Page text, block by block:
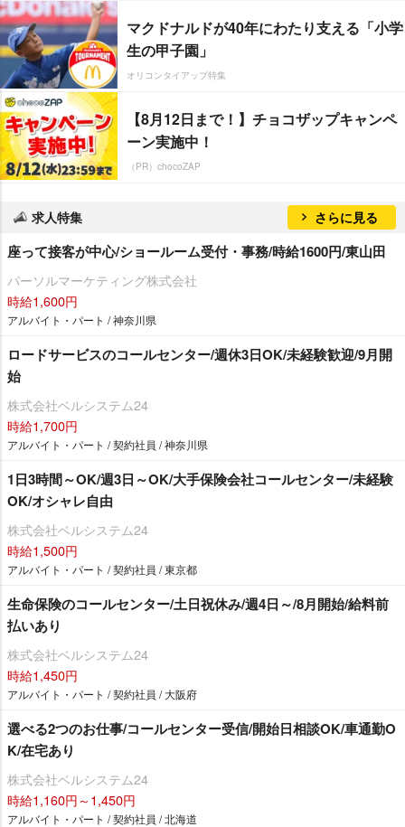
マクドナルドが40年にわたり支える「小学
生の甲子園」
オリコンタイアップ特集
【8月12日まで！】チョコザップキャンペ
ーン実施中！
（PR）chocoZAP
求人特集 さらに見る
座って接客が中心/ショールーム受付・事務/時給1600円/東山田
パーソルマーケティング株式会社
時給1,600円
アルバイト・パート / 神奈川県
ロードサービスのコールセンター/週休3日OK/未経験歓迎/9月開
始
株式会社ベルシステム24
時給1,700円
アルバイト・パート / 契約社員 / 神奈川県
1日3時間～OK/週3日～OK/大手保険会社コールセンター/未経験
OK/オシャレ自由
株式会社ベルシステム24
時給1,500円
アルバイト・パート / 契約社員 / 東京都
生命保険のコールセンター/土日祝休み/週4日～/8月開始/給料前
払いあり
株式会社ベルシステム24
時給1,450円
アルバイト・パート / 契約社員 / 大阪府
選べる2つのお仕事/コールセンター受信/開始日相談OK/車通勤O
K/在宅あり
株式会社ベルシステム24
時給1,160円～1,450円
アルバイト・パート / 契約社員 / 北海道